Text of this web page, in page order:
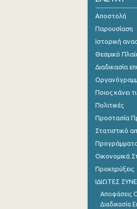
Αποστολή
Παρουσίαση
Ιστορική
Θεσμικό
Διαδικασία
Ποιος κάνει τι
Πολιτικές
Προστασία
Στατιστικό
Προγράμματα
Οικονομικά
Προκηρύξεις
ΙΔΙΩΤΕΣ
Αποφάσεις
Διαδικασία